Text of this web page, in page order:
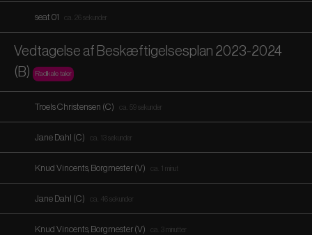
seat 01 ca. 26 sekunder
Vedtagelse af Beskæftigelsesplan 2023-2024
(B)
Radikale taler
Troels Christensen (C) ca. 59 sekunder
Jane Dahl (C) ca. 13 sekunder
Knud Vincents, Borgmester (V) ca. 1 minut
Jane Dahl (C) ca. 46 sekunder
Knud Vincents, Borgmester (V) ca. 3 minutter